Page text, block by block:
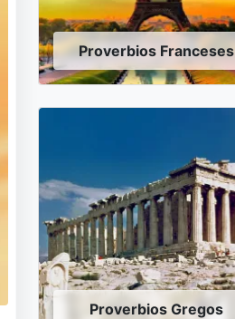
Proverbios Franceses
Proverbios Gregos